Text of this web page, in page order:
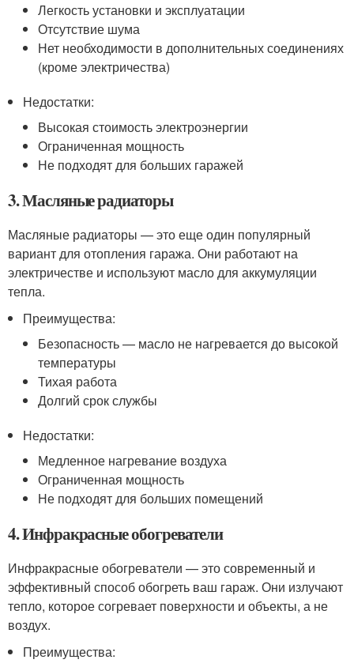
Легкость установки и эксплуатации
Отсутствие шума
Нет необходимости в дополнительных соединениях
(кроме электричества)
Недостатки:
Высокая стоимость электроэнергии
Ограниченная мощность
Не подходят для больших гаражей
3. Масляные радиаторы
Масляные радиаторы — это еще один популярный
вариант для отопления гаража. Они работают на
электричестве и используют масло для аккумуляции
тепла.
Преимущества:
Безопасность — масло не нагревается до высокой
температуры
Тихая работа
Долгий срок службы
Недостатки:
Медленное нагревание воздуха
Ограниченная мощность
Не подходят для больших помещений
4. Инфракрасные обогреватели
Инфракрасные обогреватели — это современный и
эффективный способ обогреть ваш гараж. Они излучают
тепло, которое согревает поверхности и объекты, а не
воздух.
Преимущества: